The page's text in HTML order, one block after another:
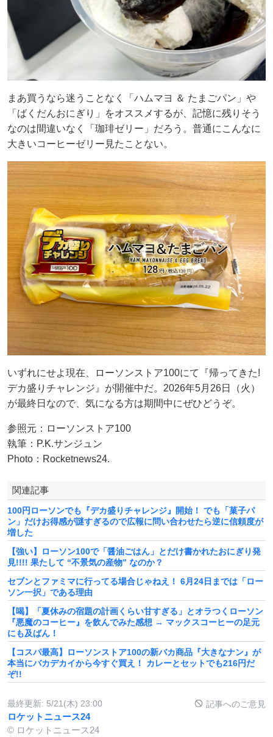
まあ買うなら迷うことなく「ハムマヨ ＆ たまごパン」や
「ばくだんおにぎり」をオススメするが、記憶に残りそう
なのは間違いなく「珈琲ゼリー」だろう。普通にこんなに
大きいコーヒーゼリー見たことない。
いずれにせよ現在、ローソンストア100にて『帰ってきた!
デカ盛りチャレンジ』が開催中だ。2026年5月26日（火）
が最終日なので、気になる方は期間中にぜひどうぞ。
参照元：ローソンストア100
執筆：P.K.サンジュン
Photo：Rocketnews24.
関連記事
100円ローソンでも『デカ盛りチャレンジ』開始！ でも「菓子パ
ン」だけお得感が謎すぎるので広報に問い合わせたら逆に信頼度が
増した
【強い】ローソン100で「醤油ごはん」とだけ書かれたおにぎり発
見!!!! 果たして “不景気の産物” なのか？
セブンとファミマに行ってる場合じゃねえ！ 6月24日までは「ロー
ソン一択」である理由
【喝】「夏休みの宿題の計画くらい甘すぎる」とオラつくローソン
『悪魔のコーヒー』を飲んでみた感想 → マックスコーヒーの足元
にも及ばん！
【コスパ最高】ローソンストア100の新バカ商品『大きなナン』が
本当にバカデカイから今すぐ買え！ カレーとセットでも216円だ
ぞ!!
最終更新: 5/21(木) 23:00 記事へのご意見
ロケットニュース24
© ロケットニュース24